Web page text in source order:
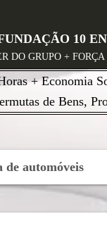
10
DO GRUPO +
+ Economia
de Bens,
automóveis